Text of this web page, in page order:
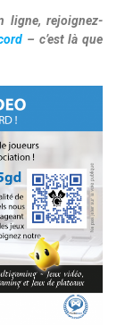
ligne, rejoignez-
– c’est là que